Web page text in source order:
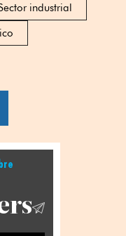
industrial